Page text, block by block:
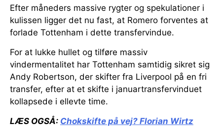
Efter måneders massive rygter og spekulationer i
kulissen ligger det nu fast, at Romero forventes at
forlade Tottenham i dette transfervindue.
For at lukke hullet og tilføre massiv
vindermentalitet har Tottenham samtidig sikret sig
Andy Robertson, der skifter fra Liverpool på en fri
transfer, efter at et skifte i januartransfervinduet
kollapsede i ellevte time.
LÆS OGSÅ: Chokskifte på vej? Florian Wirtz